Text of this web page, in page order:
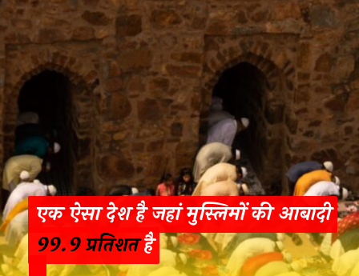
एक ऐसा देश है जहां मुस्लिमों की आबादी
99.9 प्रतिशत है
एक ऐसा देश है जहां मुस्लिमों की आबादी
99.9 प्रतिशतहै